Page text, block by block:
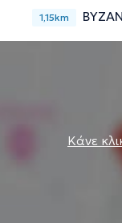
1,15km
Κάνε